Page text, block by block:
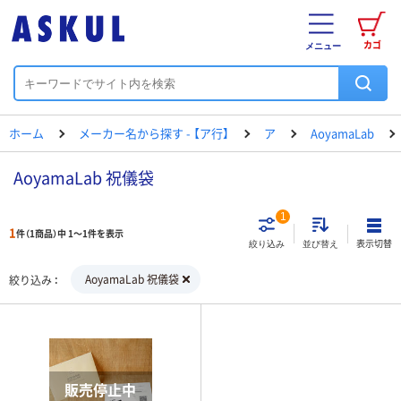
カゴ
メニュー
ホーム メーカー名から探す - 【ア行】 ア AoyamaLab
AoyamaLab 祝儀袋
1件（1商品）中 1～1件を表示
絞り込み
1
並び替え 表示切替
絞り込み AoyamaLab 祝儀袋